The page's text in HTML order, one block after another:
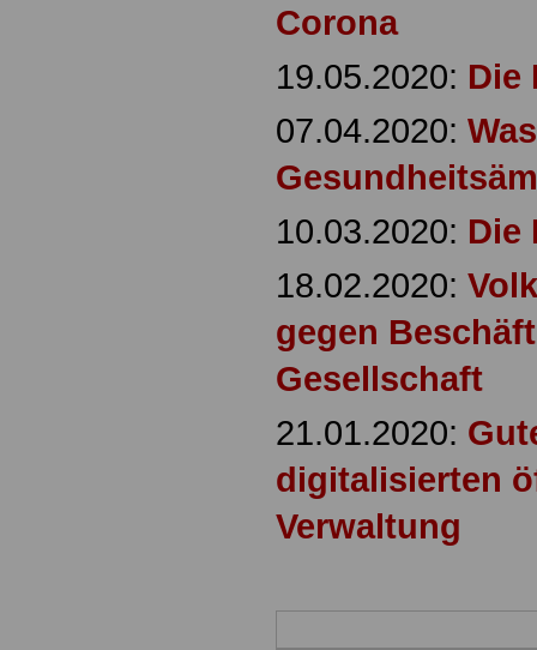
Corona
19.05.2020: Die
07.04.2020:
10.03.2020: Die
18.02.2020:
gegen
Gesellschaft
21.01.2020:
digitalisierten
Verwaltung